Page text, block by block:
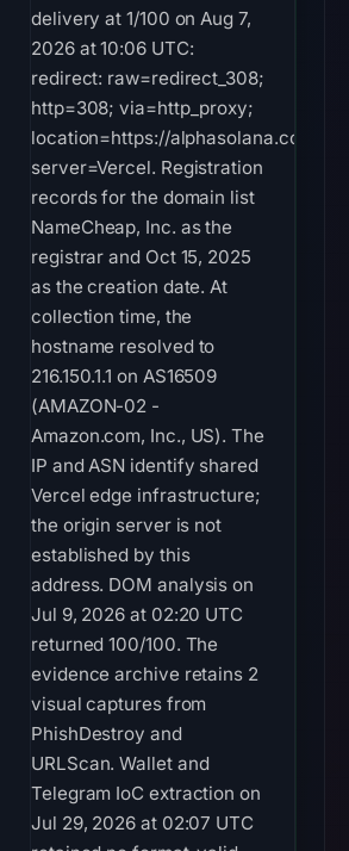
delivery at 1/100 on Aug 7,
2026 at 10:06 UTC:
redirect: raw=redirect_308;
http=308; via=http_proxy;
location=https://alphasolana.com/;
server=Vercel. Registration
records for the domain list
NameCheap, Inc. as the
registrar and Oct 15, 2025
as the creation date. At
collection time, the
hostname resolved to
216.150.1.1 on AS16509
(AMAZON-02 -
Amazon.com, Inc., US). The
IP and ASN identify shared
Vercel edge infrastructure;
the origin server is not
established by this
address. DOM analysis on
Jul 9, 2026 at 02:20 UTC
returned 100/100. The
evidence archive retains 2
visual captures from
PhishDestroy and
URLScan. Wallet and
Telegram IoC extraction on
Jul 29, 2026 at 02:07 UTC